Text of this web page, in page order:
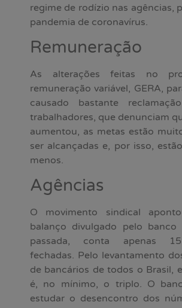
regime de rodízio nas agências,
pandemia de coronavírus.
Remuneração
As alterações feitas no
remuneração variável, GERA,
causado bastante
trabalhadores, que denunciam
aumentou, as metas estão
ser alcançadas e, por isso,
menos.
Agências
O movimento sindical
balanço divulgado pelo banco
passada, conta apenas
fechadas. Pelo levantamento
de bancários de todos o Brasil,
é, no mínimo, o triplo. O
estudar o desencontro dos